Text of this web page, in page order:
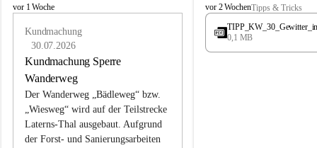
L
vor 1 Woche
Kundmachung
30.07.2026
Kundmachung Sperre
Wanderweg
Der Wanderweg „Bädleweg“ bzw.
„Wiesweg“ wird auf der Teilstrecke
Laterns-Thal ausgebaut. Aufgrund
der Forst- und Sanierungsarbeiten
L
a
e
vor 2 WochenTipps & Tricks
0,1 MB